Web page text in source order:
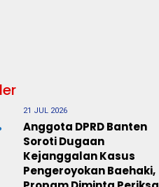
21 JUL 2026
Anggota DPRD Banten
Soroti Dugaan
Kejanggalan Kasus
Pengeroyokan Baehaki,